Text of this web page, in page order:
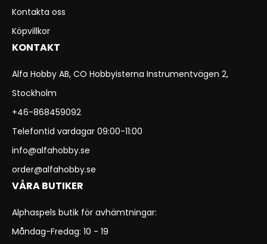
Kontakta oss
Köpvillkor
KONTAKT
Alfa Hobby AB, CO Hobbyisterna Instrumentvägen 2,
Stockholm
+46-868459092
Telefontid vardagar 09:00-11:00
info@alfahobby.se
order@alfahobby.se
VÅRA BUTIKER
Alphaspels butik för avhämtningar:
Måndag-Fredag: 10 - 19